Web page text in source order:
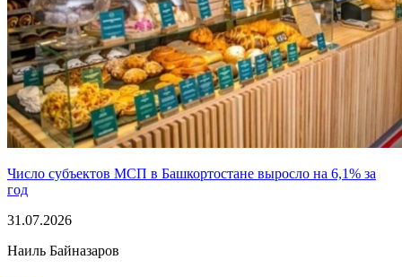
Число субъектов МСП в Башкортостане выросло на 6,1% за
год
31.07.2026
Наиль Байназаров